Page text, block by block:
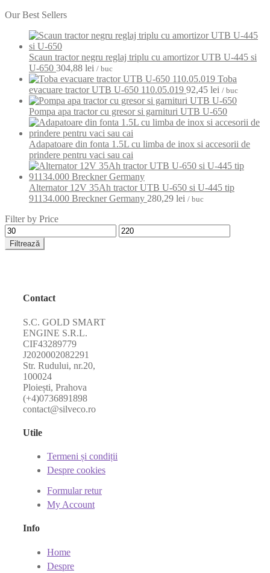
Our Best Sellers
Scaun tractor negru reglaj triplu cu amortizor UTB U-445 si
U-650 304,88 lei / buc
Toba
evacuare tractor UTB U-650 110.05.019 92,45 lei / buc
Pompa apa tractor cu gresor si garnituri UTB U-650
Adapatoare din fonta 1.5L cu limba de inox si accesorii de
prindere pentru vaci sau cai
Alternator 12V 35Ah tractor UTB U-650 si U-445 tip
91134.000 Breckner Germany 280,29 lei / buc
Filter by Price
Preț
minim
Preț
maxim
Filtrează
Contact
S.C. GOLD SMART
ENGINE S.R.L.
CIF43289779
J2020002082291
Str. Rudului, nr.20,
100024
Ploiești, Prahova
(+4)0736891898
contact@silveco.ro
Utile
Termeni și condiții
Despre cookies
Formular retur
My Account
Info
Home
Despre